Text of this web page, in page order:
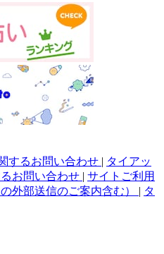
するお問い合わせ | タイアッ
お問い合わせ | サイトご利用
外部送信のご案内含む） | タ